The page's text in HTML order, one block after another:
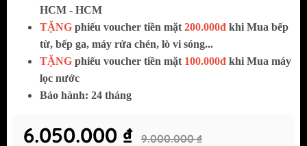
HCM - HCM
TẶNG phiếu voucher tiền mặt 200.000đ khi Mua bếp
từ, bếp ga, máy rửa chén, lò vi sóng...
TẶNG phiếu voucher tiền mặt 100.000đ khi Mua máy
lọc nước
Bảo hành: 24 tháng
6.050.000 ₫ 9.000.000 ₫